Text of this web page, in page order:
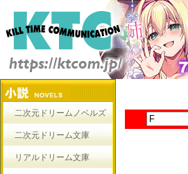
二次元ドリームノベルズ
二次元ドリーム文庫
リアルドリーム文庫